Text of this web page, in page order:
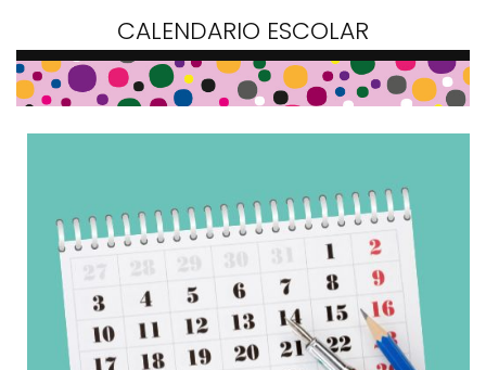
CALENDARIO ESCOLAR